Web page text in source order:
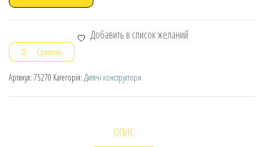
Добавить в список желаний
Сравнить
Артикул: 75270 Категорія: Дитячі конструктори
ОПИС